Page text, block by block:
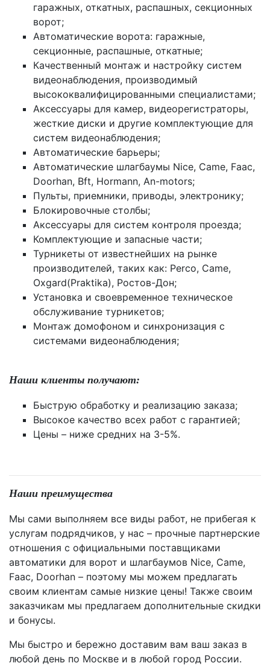
гаражных, откатных, распашных, секционных
ворот;
Автоматические ворота: гаражные,
секционные, распашные, откатные;
Качественный монтаж и настройку систем
видеонаблюдения, производимый
высококвалифицированными специалистами;
Аксессуары для камер, видеорегистраторы,
жесткие диски и другие комплектующие для
систем видеонаблюдения;
Автоматические барьеры;
Автоматические шлагбаумы Nice, Came, Faac,
Doorhan, Bft, Hormann, An-motors;
Пульты, приемники, приводы, электронику;
Блокировочные столбы;
Аксессуары для систем контроля проезда;
Комплектующие и запасные части;
Турникеты от известнейших на рынке
производителей, таких как: Perco, Came,
Oxgard(Praktika), Ростов-Дон;
Установка и своевременное техническое
обслуживание турникетов;
Монтаж домофоном и синхронизация с
системами видеонаблюдения;
Наши клиенты получают:
Быструю обработку и реализацию заказа;
Высокое качество всех работ с гарантией;
Цены – ниже средних на 3-5%.
Наши преимущества
Мы сами выполняем все виды работ, не прибегая к
услугам подрядчиков, у нас – прочные партнерские
отношения с официальными поставщиками
автоматики для ворот и шлагбаумов Nice, Came,
Faac, Doorhan – поэтому мы можем предлагать
своим клиентам самые низкие цены! Также своим
заказчикам мы предлагаем дополнительные скидки
и бонусы.
Мы быстро и бережно доставим вам ваш заказ в
любой день по Москве и в любой город России.